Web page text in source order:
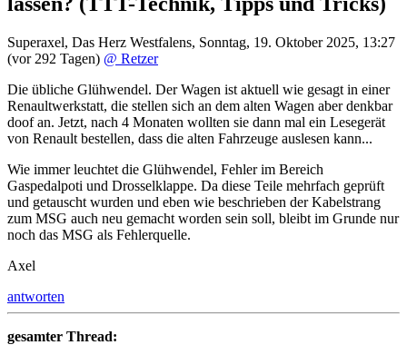
Superaxel, Das Herz Westfalens, Sonntag, 19. Oktober 2025, 13:27
(vor 292 Tagen) @ Retzer
Die übliche Glühwendel. Der Wagen ist aktuell wie gesagt in einer
Renaultwerkstatt, die stellen sich an dem alten Wagen aber denkbar
doof an. Jetzt, nach 4 Monaten wollten sie dann mal ein Lesegerät
von Renault bestellen, dass die alten Fahrzeuge auslesen kann...
Wie immer leuchtet die Glühwendel, Fehler im Bereich
Gaspedalpoti und Drosselklappe. Da diese Teile mehrfach geprüft
und getauscht wurden und eben wie beschrieben der Kabelstrang
zum MSG auch neu gemacht worden sein soll, bleibt im Grunde nur
noch das MSG als Fehlerquelle.
Axel
antworten
gesamter Thread: